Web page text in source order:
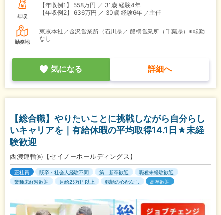
年収
【年収例1】
558万円 ／ 31歳 経験4年
【年収例2】
636万円 ／ 30歳 経験6年 ／主任
勤務地
東京本社／金沢営業所（石川県／ 船橋営業所（千葉県）※転勤
なし
気になる 詳細へ
【総合職】やりたいことに挑戦しながら自分らし
いキャリアを｜有給休暇の平均取得14.1日★未経
験歓迎
西濃運輸㈱【セイノーホールディングス】
正社員 既卒・社会人経験不問 第二新卒歓迎
職種未経験歓迎
業種未経験歓迎
月給25万円以上 転勤の心配なし 高卒歓迎